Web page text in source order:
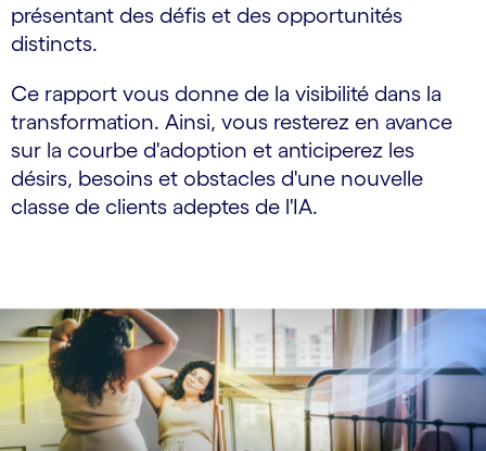
présentant des défis et des opportunités
distincts.
Ce rapport vous donne de la visibilité dans la
transformation. Ainsi, vous resterez en avance
sur la courbe d'adoption et anticiperez les
désirs, besoins et obstacles d'une nouvelle
classe de clients adeptes de l'IA.